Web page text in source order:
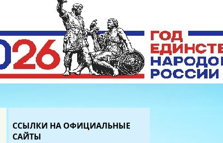
ССЫЛКИ НА ОФИЦИАЛЬНЫЕ
САЙТЫ